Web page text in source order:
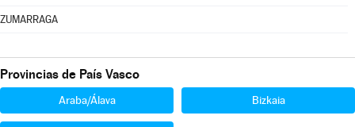
ZUMARRAGA
Provincias de País Vasco
Araba/Álava Bizkaia